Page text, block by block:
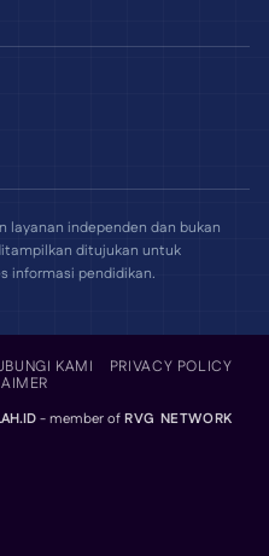
layanan independen dan bukan
ditujukan untuk
informasi pendidikan.
KAMI
PRIVACY POLICY
- member ofRVG NETWORK